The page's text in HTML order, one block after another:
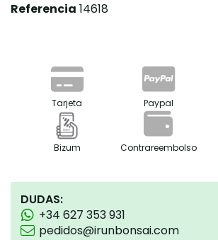
Referencia 14618
Tarjeta Paypal
Bizum Contrareembolso
DUDAS:
+34 627 353 931
pedidos@irunbonsai.com